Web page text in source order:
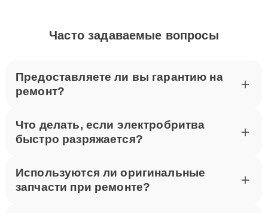
Часто задаваемые вопросы
Предоставляете ли вы гарантию на
ремонт?
Что делать, если электробритва
быстро разряжается?
Используются ли оригинальные
запчасти при ремонте?